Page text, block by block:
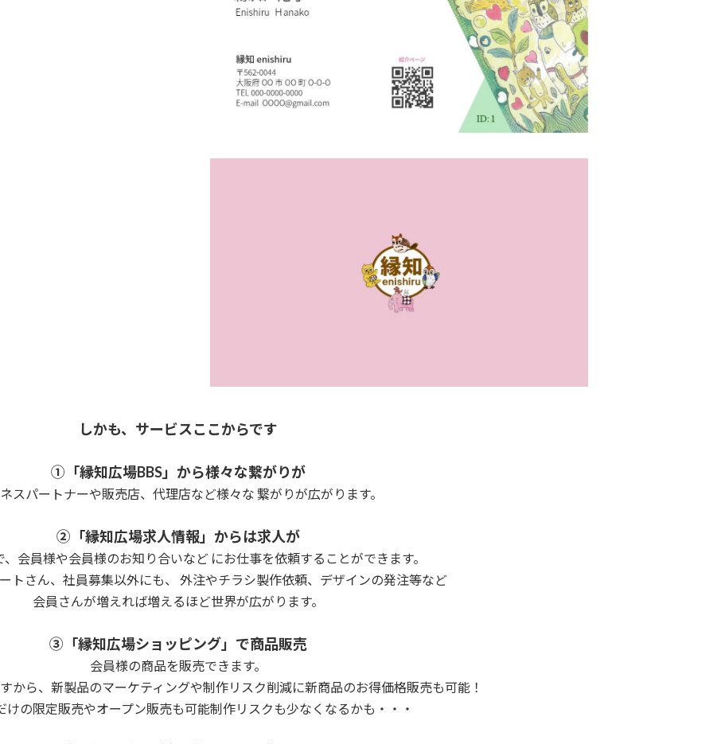
しかも、サービスここからです
①「縁知広場BBS」から様々な繋がりが
スパートナーや販売店、代理店など様々な 繋がりが広がります。
②「縁知広場求人情報」からは求人が
、会員様や会員様のお知り合いなど にお仕事を依頼することができます。
トさん、社員募集以外にも、 外注やチラシ製作依頼、デザインの発注等など
会員さんが増えれば増えるほど世界が広がります。
③「縁知広場ショッピング」で商品販売
会員様の商品を販売できます。
から、新製品のマーケティングや制作リスク削減に新商品のお得価格販売も可能！
けの限定販売やオープン販売も可能制作リスクも少なくなるかも・・・